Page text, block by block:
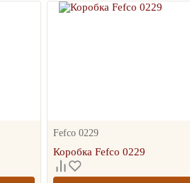
Fefco 0229
Коробка Fefco 0229